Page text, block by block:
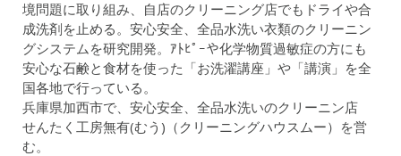
境問題に取り組み、自店のクリーニング店でもドライや合
成洗剤を止める。安心安全、全品水洗い衣類のクリーニン
グシステムを研究開発。ｱﾄﾋﾟｰや化学物質過敏症の方にも
安心な石鹸と食材を使った「お洗濯講座」や「講演」を全
国各地で行っている。
兵庫県加西市で、安心安全、全品水洗いのクリーニン店
せんたく工房無有(むう)（クリーニングハウスムー）を営
む。